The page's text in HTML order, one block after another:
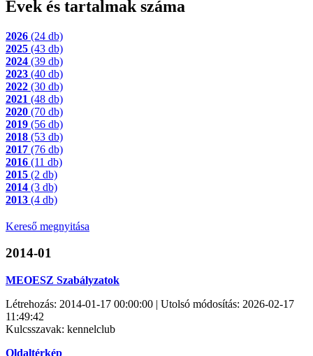
Évek és tartalmak száma
2026 (24 db)
2025 (43 db)
2024 (39 db)
2023 (40 db)
2022 (30 db)
2021 (48 db)
2020 (70 db)
2019 (56 db)
2018 (53 db)
2017 (76 db)
2016 (11 db)
2015 (2 db)
2014 (3 db)
2013 (4 db)
Kereső megnyitása
2014-01
MEOESZ Szabályzatok
Létrehozás: 2014-01-17 00:00:00 | Utolsó módosítás: 2026-02-17
11:49:42
Kulcsszavak: kennelclub
Oldaltérkép